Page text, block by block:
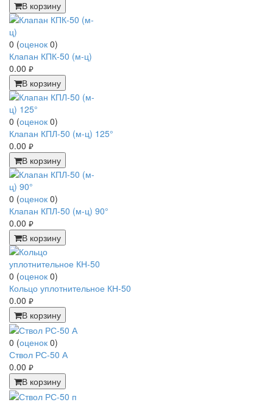
В корзину
0 (оценок 0)
Клапан КПК-50 (м-ц)
0.00 руб.
В корзину
0 (оценок 0)
Клапан КПЛ-50 (м-ц) 125°
0.00 руб.
В корзину
0 (оценок 0)
Клапан КПЛ-50 (м-ц) 90°
0.00 руб.
В корзину
0 (оценок 0)
Кольцо уплотнительное КН-50
0.00 руб.
В корзину
0 (оценок 0)
Ствол РС-50 А
0.00 руб.
В корзину